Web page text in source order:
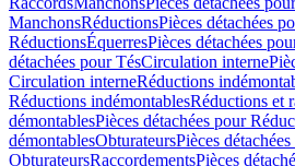
ManchonsRéductionsPièces détachées
RéductionsÉquerresPièces détachées
détachées pour TésCirculation interne
Circulation interneRéductions
Réductions indémontablesRéductions et
démontablesPièces détachées pour
démontablesObturateursPièces
ObturateursRaccordementsPièces